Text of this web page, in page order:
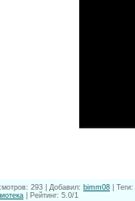
: 293 Добавил: bimm08 Теги:
Рейтинг: 5.0/1